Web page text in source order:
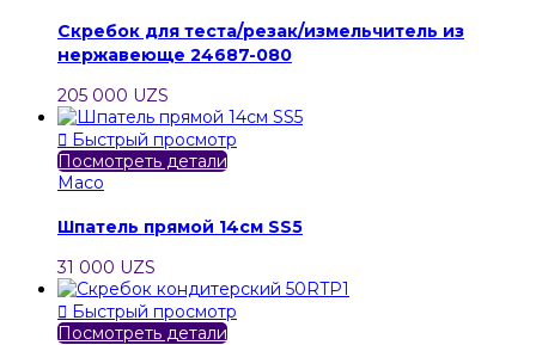
Скребок для теста/резак/измельчитель из
нержавеюще 24687-080
205 000 UZS
 Быстрый просмотр
Посмотреть детали
Maco
Шпатель прямой 14см SS5
31 000 UZS
 Быстрый просмотр
Посмотреть детали